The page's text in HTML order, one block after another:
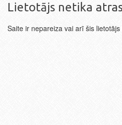
Lietotājs netika
Saite ir nepareiza vai arī šis lietotājs